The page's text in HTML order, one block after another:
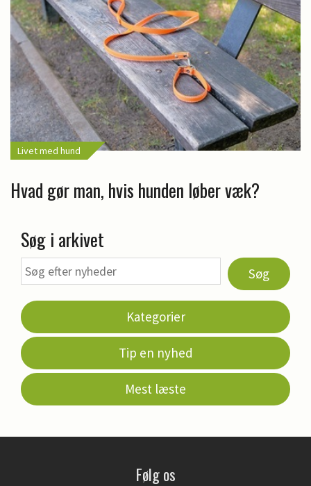
Livet med hund
Hvad gør man, hvis hunden løber væk?
Søg i arkivet
Søg
Kategorier
Tip en nyhed
Mest læste
Følg os